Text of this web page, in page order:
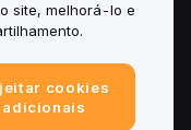
site, melhorá-lo e
cookies
adicionais